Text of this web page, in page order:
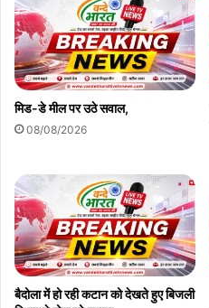
मिड-डे मील पर उठे सवाल,
08/08/2026
बैदोला में हो रही कटान को देखते हुए बिजली